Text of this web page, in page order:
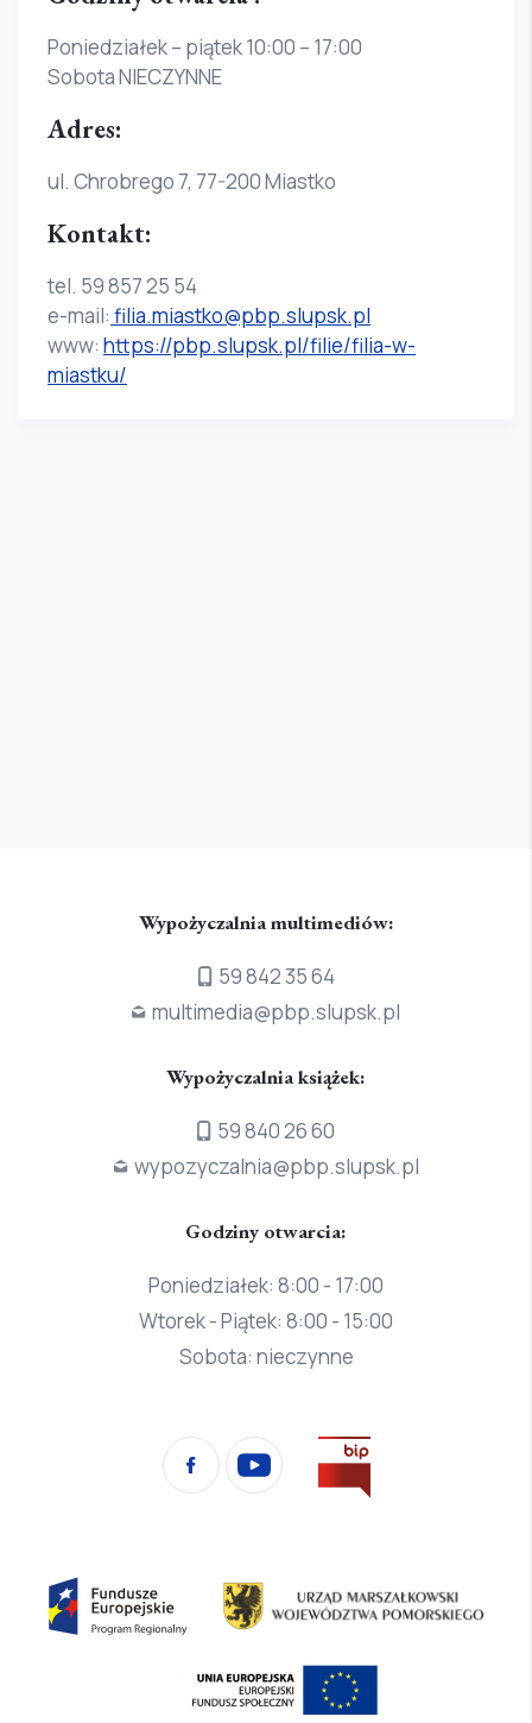
Poniedziałek – piątek 10:00 – 17:00
Sobota NIECZYNNE
Adres:
ul. Chrobrego 7, 77-200 Miastko
Kontakt:
tel. 59 857 25 54
e-mail: filia.miastko@pbp.slupsk.pl
www: https://pbp.slupsk.pl/filie/filia-w-
miastku/
Wypożyczalnia multimediów:
59 842 35 64
multimedia@pbp.slupsk.pl
Wypożyczalnia książek:
59 840 26 60
wypozyczalnia@pbp.slupsk.pl
Godziny otwarcia:
Poniedziałek: 8:00 - 17:00
Wtorek - Piątek: 8:00 - 15:00
Sobota: nieczynne
FacebookYouTube
Przejdź
Publicznej
Fundusze
Europejskie
Urząd
Marszałkowski
Pomorskiego
Europejski
Fundusz